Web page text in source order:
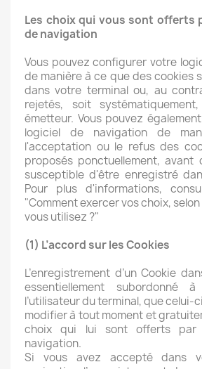
Les choix qui vous sont offerts
de navigation
Vous pouvez configurer votre
de manière à ce que des cookies
dans votre terminal ou, au
rejetés, soit
émetteur. Vous pouvez
logiciel de navigation de
l'acceptation ou le refus des
proposés ponctuellement, avant
susceptible d'être enregistré
Pour plus d'informations,
"Comment exercer vos choix,
vous utilisez ?"
(1) L’accord sur les Cookies
L’enregistrement d’un Cookie
essentiellement subordonné
l’utilisateur du terminal, que celui-
modifier à tout moment et
choix qui lui sont offerts par
navigation.
Si vous avez accepté dans